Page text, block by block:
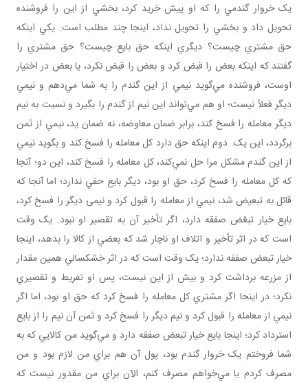
يک خروار گندمي را که او پيش خريد کرد، بخشي از اين را فروشنده
تحويل داد و بخشي را تحويل نداد، اينجا چند مطلب است: يکي اينکه
حق مشتري چيست؟ ديگري اينکه حق بايع چيست؟ حق مشتري را
گفتند که اينکه بعض را قبض کرد و بعض را قبض نکرد، يا بعض در اختيار
اوست، فروشنده مي‌گويد نيمي از اين گندم را به شما مي‌دهم و نيمي
ديگر فعلاً نيست؛ او هم مي‌تواند اين نيم از گندم را بگيرد و نسبت به نيم
ديگر معامله را فسخ کند، برابر ضمان معاوضه، نه ضمان يد، نيمي از ثمن
برگردد، اين يک. دوم اينکه حق دارد کل معامله را فسخ کند و بگويد نيمي
از اين گندم مشکل مرا حل نمي‌کند، کل معامله را فسخ کند، اين دو؛ آنجا
که کل معامله را فسخ کرد، حق او بود، ديگر بايع حقي ندارد؛ اما آنجا که
قائل به تبعيض شد، نيمي از معامله را قبول کرد و نيمی ديگر را فسخ کرد،
بايع خيار تبعّض صفقه دارد، اگر تأخير آن به تقصير او نبود. يک وقت
است که در اثر تأخير و اتلاف او ناچار شد که بعضي از کالا را بدهد، اينجا
خيار تبعض صفقه ندارد؛ يک وقت است که در اثر خشکسالي همين مقدار
از مزرعه برداشت کرد و بيش از اين نيست، پس او تفريط و تقصيري
نکرد؛ در اينجا اگر مشتري کل معامله را فسخ کرد که حق او بود، اما اگر
نيمي از معامله را قبول کرد و نيم ديگر را فسخ کرد و ثمن آن نيم را از بايع
استرداد کرد؛ اينجا بايع خيار تبعض صفقه دارد و مي‌گويد من کالايي که به
شما فروختم يک خروار گندم بود، پول آن هم براي من لازم بود و من
مصرف کردم يا مي‌خواهم مصرف کنم، الآن براي من مقدور نيست که